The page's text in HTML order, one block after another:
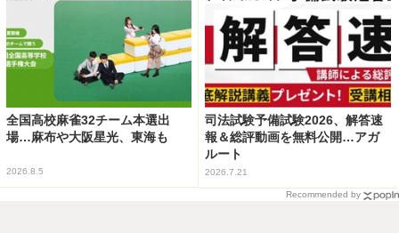
全国高校麻雀32チーム本選出
場…麻布や大阪星光、東海も
2026.8.5
司法試験予備試験2026、解答速
報＆総評動画を無料公開…アガ
ルート
2026.7.21
Recommended by